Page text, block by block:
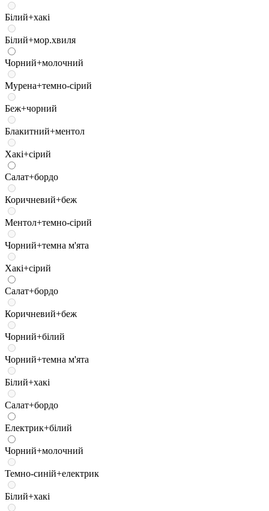
Білий+хакі
Білий+мор.хвиля
Чорний+молочний
Мурена+темно-сірий
Беж+чорний
Блакитний+ментол
Хакі+сірий
Салат+бордо
Коричневий+беж
Ментол+темно-сірий
Чорний+темна м'ята
Хакі+сірий
Салат+бордо
Коричневий+беж
Чорний+білий
Чорний+темна м'ята
Білий+хакі
Салат+бордо
Електрик+білий
Чорний+молочний
Темно-синій+електрик
Білий+хакі